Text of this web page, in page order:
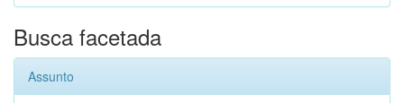
Busca facetada
Assunto